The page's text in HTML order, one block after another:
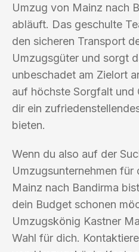
Umzug von Mainz nach
abläuft. Das geschulte
den sicheren Transport
Umzugsgüter und sorgt
unbeschadet am Zielort
auf höchste Sorgfalt und
dir ein
bieten.
Wenn du also auf der
Umzugsunternehmen für
Mainz nach Bandirma
dein Budget schonen
Umzugskönig Kastner
Wahl für dich.